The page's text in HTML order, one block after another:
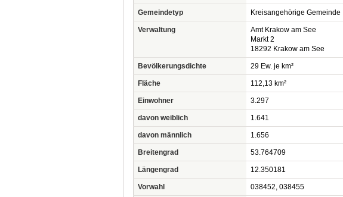
Gemeindetyp Kreisangehörige Gemeinde
Verwaltung
Amt Krakow am See
Markt 2
18292 Krakow am See
Bevölkerungsdichte 29 Ew. je km²
Fläche 112,13 km²
Einwohner 3.297
davon weiblich 1.641
davon männlich 1.656
Breitengrad 53.764709
Längengrad 12.350181
Vorwahl 038452, 038455